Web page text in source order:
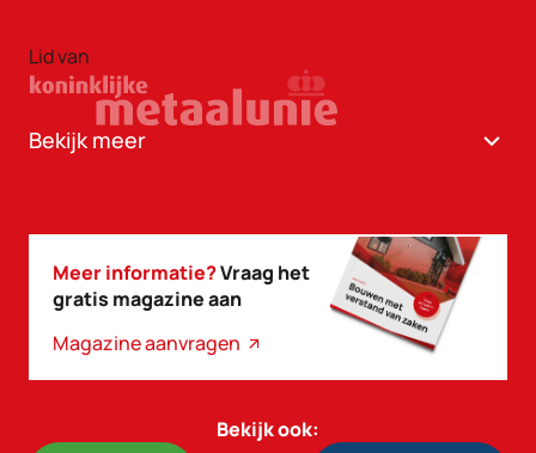
Bekijk meer
Lid van
Meer informatie?Vraag het
gratis magazine aan
Magazine aanvragen
Bekijk ook: